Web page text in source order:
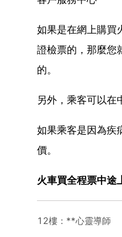
如果是在網上購買
證檢票的，那麼您
的。
另外，乘客可以在
如果乘客是因為疾
價。
火車買全程票中途
12樓：**心靈導師